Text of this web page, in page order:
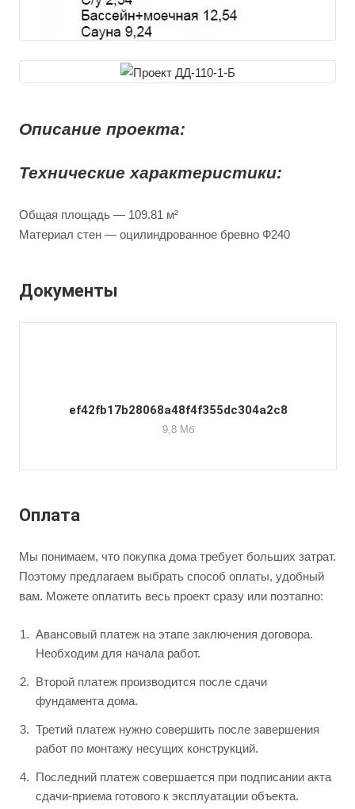
Описание проекта:
Технические характеристики:
Общая площадь — 109.81 м²
Материал стен — оцилиндрованное бревно Ф240
Документы
ef42fb17b28068a48f4f355dc304a2c8
9,8 Мб
Оплата
Мы понимаем, что покупка дома требует больших затрат.
Поэтому предлагаем выбрать способ оплаты, удобный
вам. Можете оплатить весь проект сразу или поэтапно:
Авансовый платеж на этапе заключения договора.
Необходим для начала работ.
Второй платеж производится после сдачи
фундамента дома.
Третий платеж нужно совершить после завершения
работ по монтажу несущих конструкций.
Последний платеж совершается при подписании акта
сдачи-приема готового к эксплуатации объекта.